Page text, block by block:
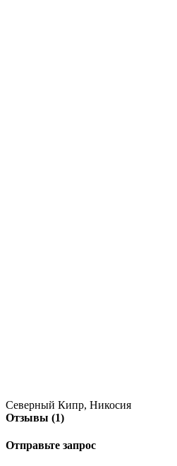
Северный Кипр, Никосия
Отзывы (1)
Отправьте запрос